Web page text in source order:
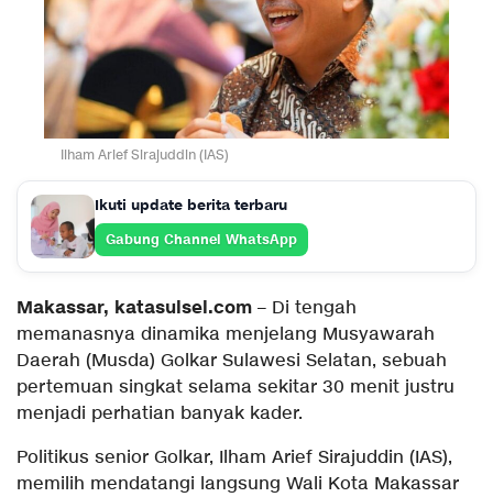
Ilham Arief Sirajuddin (IAS)
Ikuti update berita terbaru
Gabung Channel WhatsApp
Makassar, katasulsel.com – Di tengah
memanasnya dinamika menjelang Musyawarah
Daerah (Musda) Golkar Sulawesi Selatan, sebuah
pertemuan singkat selama sekitar 30 menit justru
menjadi perhatian banyak kader.
Politikus senior Golkar, Ilham Arief Sirajuddin (IAS),
memilih mendatangi langsung Wali Kota Makassar